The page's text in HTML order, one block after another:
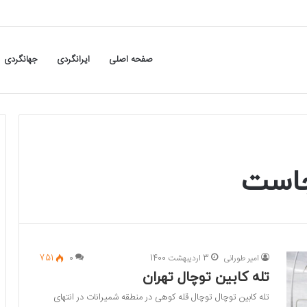
صفحه اصلی ایرانگردی جهانگردی
امیر طورانی 3 اردیبهشت 1400 0
751
تله کابین توچال تهران
تله کابین توچال توچال قله کوهی در منطقه شمیرانات در انتهای